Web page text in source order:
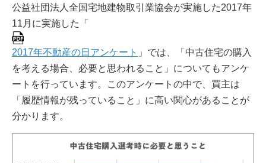
公益社団法人全国宅地建物取引業協会が実施した2017年
11月に実施した「
2017年不動産の日アンケート 」では、「中古住宅の購入
を考える場合、必要と思われること」についてもアンケ
ートを行っています。このアンケートの中で、買主は
「履歴情報が残っていること」に高い関心があることが
分かります。